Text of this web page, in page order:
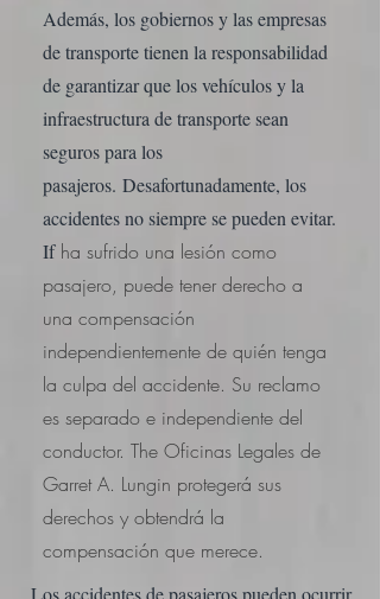
Además, los gobiernos y las empresas
de transporte tienen la responsabilidad
de garantizar que los vehículos y la
infraestructura de transporte sean
seguros para los
pasajeros. Desafortunadamente, los
accidentes no siempre se pueden evitar.
If ha sufrido una lesión como
pasajero, puede tener derecho a
una compensación
independientemente de quién tenga
la culpa del accidente. Su reclamo
es separado e independiente del
conductor. The Oficinas Legales de
Garret A. Lungin protegerá sus
derechos y obtendrá la
compensación que merece.
Los accidentes de pasajeros pueden ocurrir